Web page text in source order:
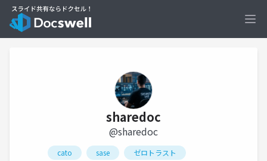
sharedoc
@sharedoc
cato sase ゼロトラスト